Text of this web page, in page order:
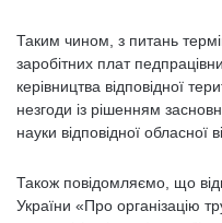
Таким чином, з питань
заробітних плат
керівництва відповідної
незгоди із рішенням
науки відповідної обласної
Також повідомляємо, що
України «Про організацію